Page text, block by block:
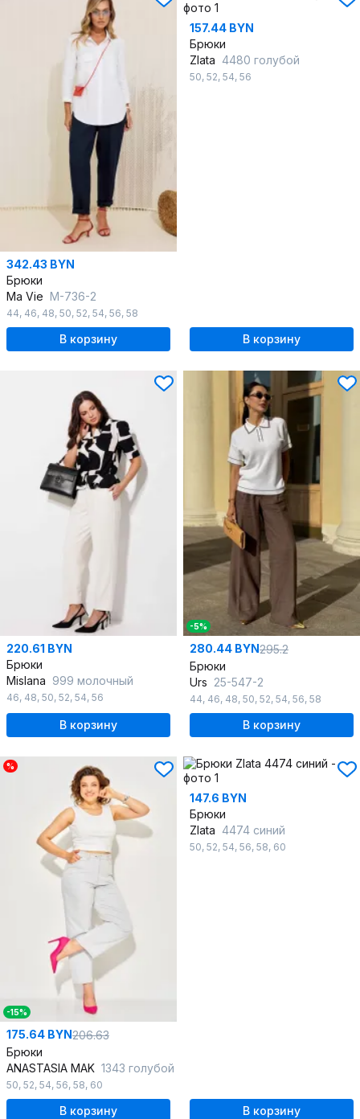
342.43 BYN
Брюки
Ma Vie М-736-2
44, 46, 48, 50, 52, 54, 56, 58
В корзину
157.44 BYN
Брюки
Zlata 4480 голубой
50, 52, 54, 56
В корзину
220.61 BYN
Брюки
Mislana 999 молочный
46, 48, 50, 52, 54, 56
В корзину
-5%
280.44 BYN295.2
Брюки
Urs 25-547-2
44, 46, 48, 50, 52, 54, 56, 58
В корзину
%
-15%
175.64 BYN206.63
Брюки
ANASTASIA MAK 1343 голубой
50, 52, 54, 56, 58, 60
В корзину
147.6 BYN
Брюки
Zlata 4474 синий
50, 52, 54, 56, 58, 60
В корзину